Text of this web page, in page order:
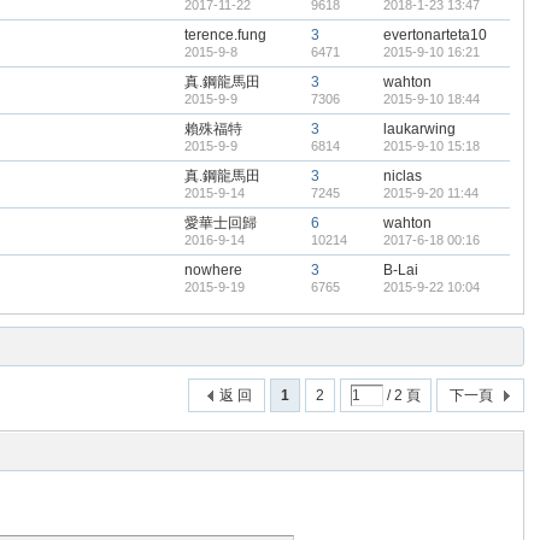
2017-11-22 9618 2018-1-23 13:47
terence.fung
2015-9-8
3
6471
evertonarteta10
2015-9-10 16:21
真.鋼龍馬田
2015-9-9
3
7306
wahton
2015-9-10 18:44
賴殊福特
2015-9-9
3
6814
laukarwing
2015-9-10 15:18
真.鋼龍馬田
2015-9-14
3
7245
niclas
2015-9-20 11:44
愛華士回歸
2016-9-14
6
10214
wahton
2017-6-18 00:16
nowhere
2015-9-19
3
6765
B-Lai
2015-9-22 10:04
1 2 / 2 頁 下一頁
返 回